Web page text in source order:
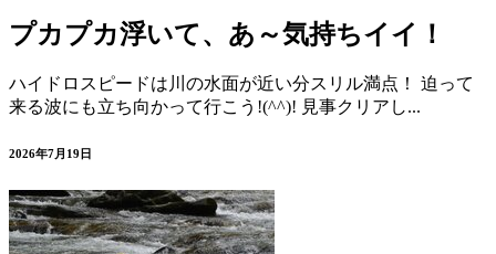
プカプカ浮いて、あ～気持ちイイ！
ハイドロスピードは川の水面が近い分スリル満点！ 迫って
来る波にも立ち向かって行こう!(^^)! 見事クリアし...
2026年7月19日